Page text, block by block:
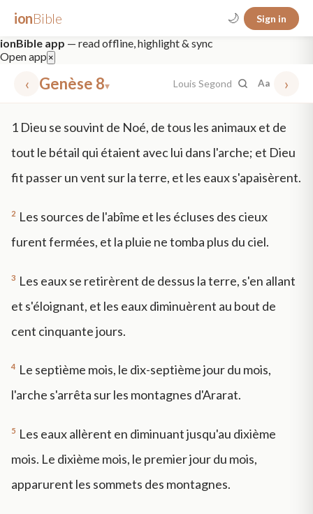
ionBible 🌙 Sign in
ionBible app — read offline, highlight & sync
Open app ×
‹ Genèse 8▾ Louis Segond Aa ›
✕
mt 5 nt faith "peace that passeth" grace -law
1 Dieu se souvint de Noé, de tous les animaux et de
tout le bétail qui étaient avec lui dans l'arche; et Dieu
fit passer un vent sur la terre, et les eaux s'apaisèrent.
2 Les sources de l'abîme et les écluses des cieux
furent fermées, et la pluie ne tomba plus du ciel.
3 Les eaux se retirèrent de dessus la terre, s'en allant
et s'éloignant, et les eaux diminuèrent au bout de
cent cinquante jours.
4 Le septième mois, le dix-septième jour du mois,
l'arche s'arrêta sur les montagnes d'Ararat.
5 Les eaux allèrent en diminuant jusqu'au dixième
mois. Le dixième mois, le premier jour du mois,
apparurent les sommets des montagnes.